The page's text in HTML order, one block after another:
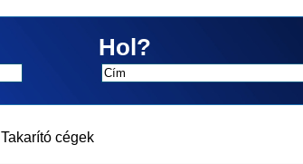
Hol?
Takarító cégek